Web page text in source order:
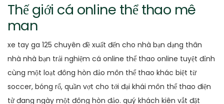
Thế giới cá online thể thao mê
man
xe tay ga 125 chuyên đề xuất đến cho nhà bạn dạng thân
nhà nhà bạn trải nghiệm cá online thể thao online tuyệt đỉnh
cùng một loạt đông hòn đảo môn thể thao khác biệt từ
soccer, bóng rổ, quần vợt cho tới đại khái môn thể thao điện
tử đang ngày một đông hòn đảo. quý khách kiên vắt đặt